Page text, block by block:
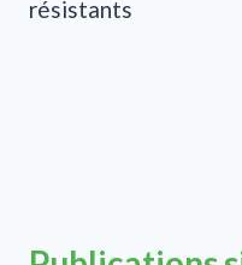
résistants